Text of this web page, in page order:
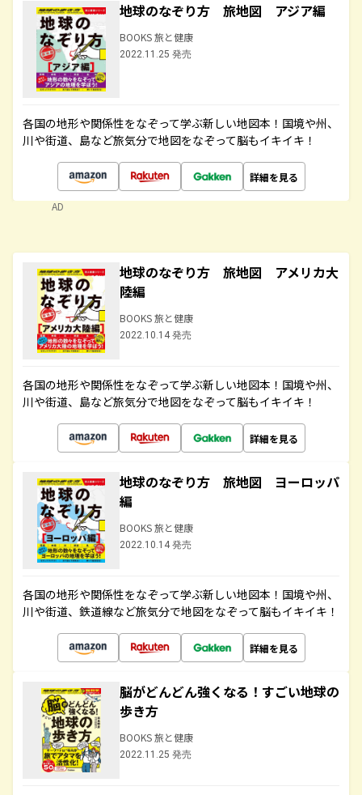
地球のなぞり方 旅地図 アジア編
BOOKS 旅と健康
2022.11.25 発売
各国の地形や関係性をなぞって学ぶ新しい地図本！国境や州、
川や街道、島など旅気分で地図をなぞって脳もイキイキ！
詳細を見る
AD
地球のなぞり方 旅地図 アメリカ大
陸編
BOOKS 旅と健康
2022.10.14 発売
各国の地形や関係性をなぞって学ぶ新しい地図本！国境や州、
川や街道、島など旅気分で地図をなぞって脳もイキイキ！
詳細を見る
地球のなぞり方 旅地図 ヨーロッパ
編
BOOKS 旅と健康
2022.10.14 発売
各国の地形や関係性をなぞって学ぶ新しい地図本！国境や州、
川や街道、鉄道線など旅気分で地図をなぞって脳もイキイキ！
詳細を見る
脳がどんどん強くなる！すごい地球の
歩き方
BOOKS 旅と健康
2022.11.25 発売